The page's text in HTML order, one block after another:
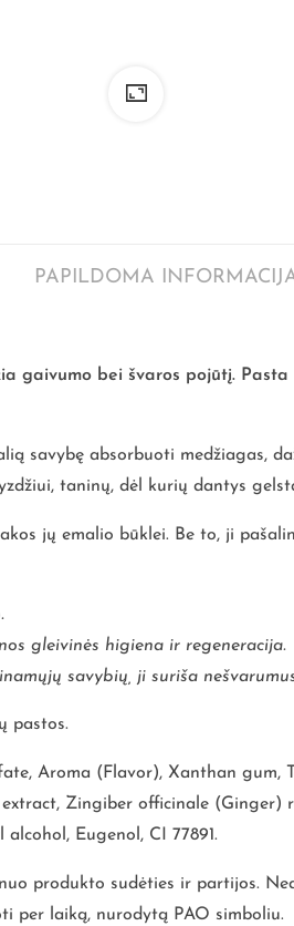
PAPILDOMA
gaivumo bei švaros pojūtį.
savybę absorbuoti medžiagas,
taninų, dėl kurių dantys
jų emalio būklei. Be to, ji
gleivinės higiena ir regeneracija.
savybių, ji suriša
pastos.
Aroma (Flavor), Xanthan
Zingiber officinale (Ginger)
Eugenol, CI 77891.
produkto sudėties ir partijos.
per laiką, nurodytą PAO simboliu.